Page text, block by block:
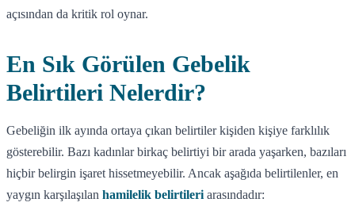
açısından da kritik rol oynar.
En Sık Görülen Gebelik
Belirtileri Nelerdir?
Gebeliğin ilk ayında ortaya çıkan belirtiler kişiden kişiye farklılık
gösterebilir. Bazı kadınlar birkaç belirtiyi bir arada yaşarken, bazıları
hiçbir belirgin işaret hissetmeyebilir. Ancak aşağıda belirtilenler, en
yaygın karşılaşılan hamilelik belirtileri arasındadır: